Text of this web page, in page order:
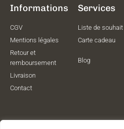
Informations
CGV
Mentions légales
Retour et
remboursement
Livraison
Contact
Services
Liste de souhait
Carte cadeau
Blog